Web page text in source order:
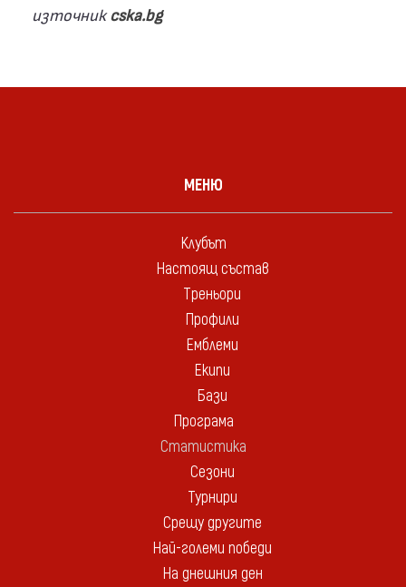
източникcska.bg
МЕНЮ
Клубът
Настоящ състав
Треньори
Профили
Емблеми
Екипи
Бази
Програма
Статистика
Сезони
Турнири
Срещу другите
Най-големи победи
На днешния ден